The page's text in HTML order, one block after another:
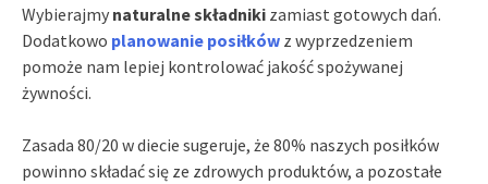
Wybierajmy naturalne składniki zamiast gotowych dań.
Dodatkowo planowanie posiłków z wyprzedzeniem
pomoże nam lepiej kontrolować jakość spożywanej
żywności.
Zasada 80/20 w diecie sugeruje, że 80% naszych posiłków
powinno składać się ze zdrowych produktów, a pozostałe